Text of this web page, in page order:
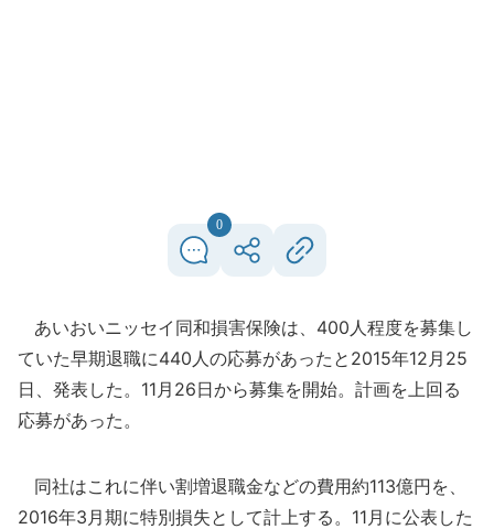
0
あいおいニッセイ同和損害保険は、400人程度を募集し
ていた早期退職に440人の応募があったと2015年12月25
日、発表した。11月26日から募集を開始。計画を上回る
応募があった。
同社はこれに伴い割増退職金などの費用約113億円を、
2016年3月期に特別損失として計上する。11月に公表した